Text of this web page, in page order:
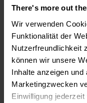
There's more out
Wir verwenden
Funktionalität der
Nutzerfreundlichkeit
können wir unsere
Inhalte anzeigen
Marketingzwecken
Einwilligung jederzeit
DETAILS,
Accessoires für